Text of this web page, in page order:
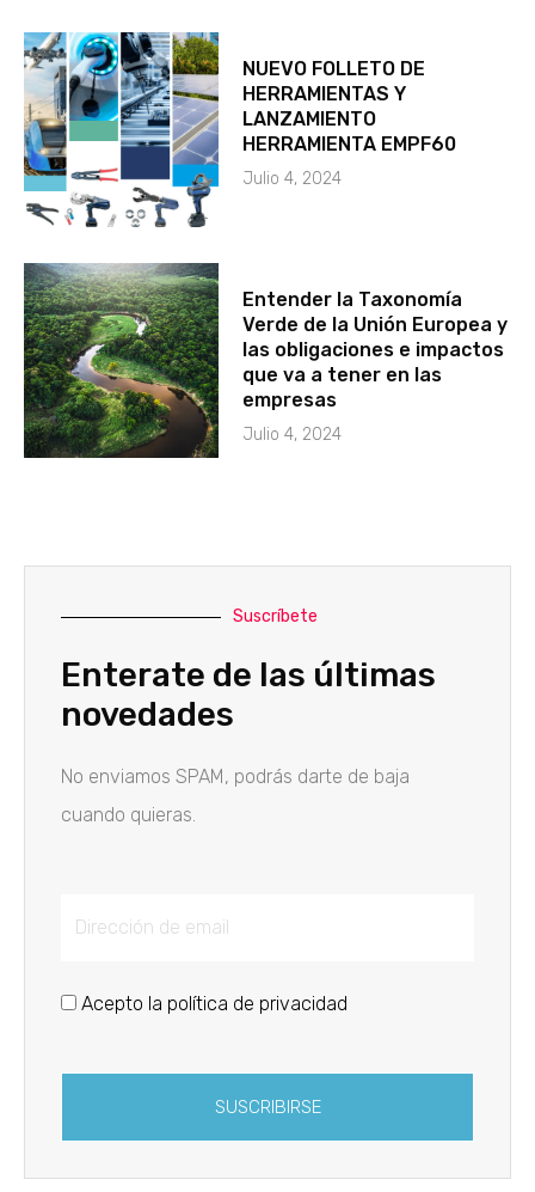
NUEVO FOLLETO DE
HERRAMIENTAS Y
LANZAMIENTO
HERRAMIENTA EMPF60
Julio 4, 2024
Entender la Taxonomía
Verde de la Unión Europea y
las obligaciones e impactos
que va a tener en las
empresas
Julio 4, 2024
Suscríbete
Enterate de las últimas
novedades
No enviamos SPAM, podrás darte de baja
cuando quieras.
Acepto la política de privacidad
SUSCRIBIRSE